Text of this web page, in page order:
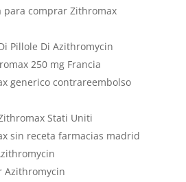
para comprar Zithromax
Pillole Di Azithromycin
250 mg Francia
generico contrareembolso
Stati Uniti
sin receta farmacias madrid
Azithromycin